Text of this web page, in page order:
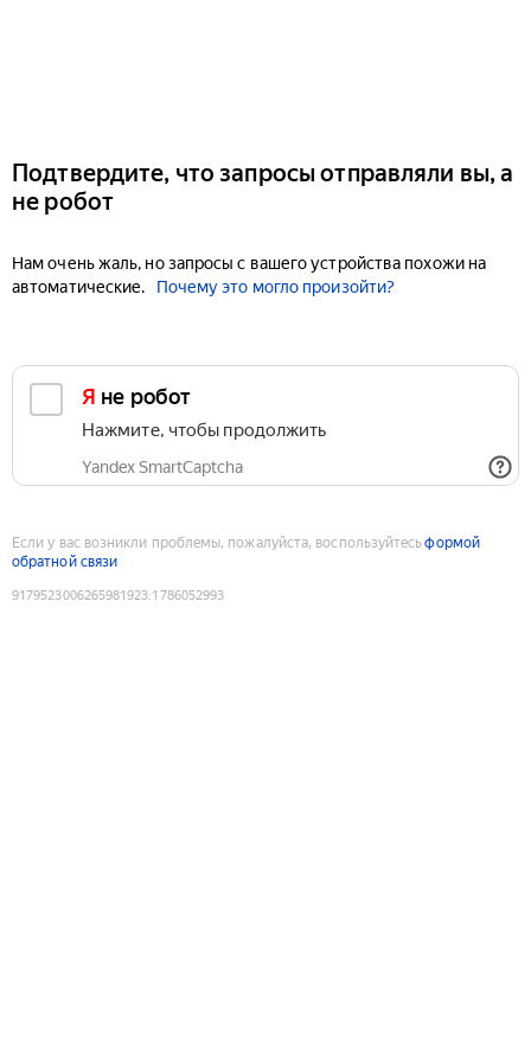
Подтвердите, что запросы отправляли вы, а
не робот
Нам очень жаль, но запросы с вашего устройства похожи на
автоматические.
Почему это могло произойти?
Я не робот
Нажмите, чтобы продолжить
Yandex SmartCaptcha
Если у вас возникли проблемы, пожалуйста, воспользуйтесьформой
обратной связи
9179523006265981923:1786052993